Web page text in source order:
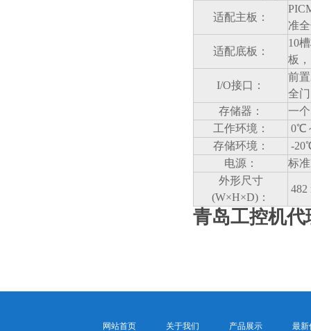
适配主板：
准
适配底板：
10
板
I/O接口：
前
全门
存储器：
一
工作环境：
0℃
存储环境：
-20
电源：
标
外形尺寸
(W×H×D)：
482
青岛工控机
网站首页 关于我们 产品展示 最新